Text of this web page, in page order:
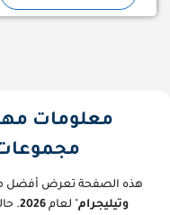
معلومات
هذه الصفحة تعرض أفضل
وتيليجرام" لعام 2026
.